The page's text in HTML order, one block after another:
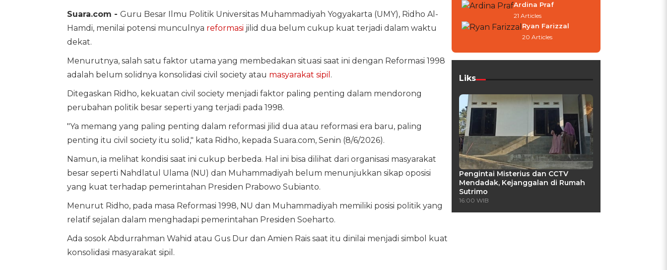
Suara.com - Guru Besar Ilmu Politik Universitas Muhammadiyah Yogyakarta (UMY), Ridho Al-
Hamdi, menilai potensi munculnya reformasi jilid dua belum cukup kuat terjadi dalam waktu
dekat.
Menurutnya, salah satu faktor utama yang membedakan situasi saat ini dengan Reformasi 1998
adalah belum solidnya konsolidasi civil society atau masyarakat sipil .
Ditegaskan Ridho, kekuatan civil society menjadi faktor paling penting dalam mendorong
perubahan politik besar seperti yang terjadi pada 1998.
"Ya memang yang paling penting dalam reformasi jilid dua atau reformasi era baru, paling
penting itu civil society itu solid," kata Ridho, kepada Suara.com, Senin (8/6/2026).
Namun, ia melihat kondisi saat ini cukup berbeda. Hal ini bisa dilihat dari organisasi masyarakat
besar seperti Nahdlatul Ulama (NU) dan Muhammadiyah belum menunjukkan sikap oposisi
yang kuat terhadap pemerintahan Presiden Prabowo Subianto.
Menurut Ridho, pada masa Reformasi 1998, NU dan Muhammadiyah memiliki posisi politik yang
relatif sejalan dalam menghadapi pemerintahan Presiden Soeharto.
Ada sosok Abdurrahman Wahid atau Gus Dur dan Amien Rais saat itu dinilai menjadi simbol kuat
konsolidasi masyarakat sipil.
Ardina Praf
21 Articles
Ryan Farizzal
20 Articles
Liks
Pengintai Misterius dan CCTV
Mendadak, Kejanggalan di Rumah
Sutrimo
16:00 WIB